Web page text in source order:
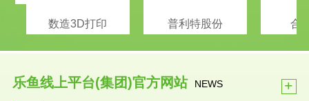
数造3D打印 普利特股份 合
乐鱼线上平台(集团)官方网站 NEWS +